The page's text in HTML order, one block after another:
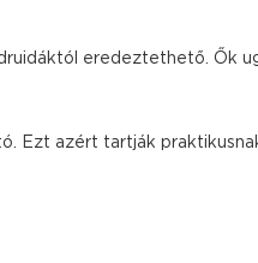
eredeztethető. Ők
Ezt azért tartják